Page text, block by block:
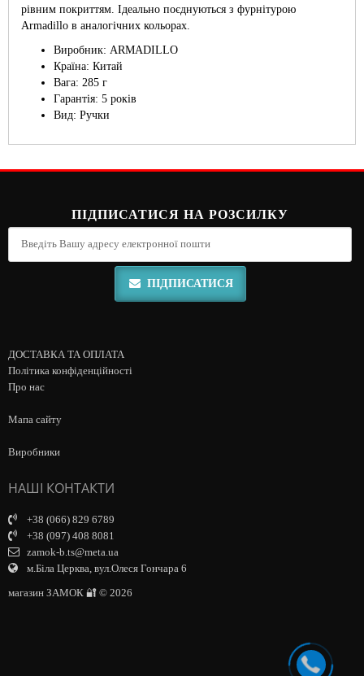
рівним покриттям. Ідеально поєднуються з фурнітурою
Armadillo в аналогічних кольорах.
Виробник: ARMADILLO
Країна: Китай
Вага: 285 г
Гарантія: 5 років
Вид: Ручки
ПІДПИСАТИСЯ НА РОЗСИЛКУ
ПІДПИСАТИСЯ
ДОСТАВКА ТА ОПЛАТА
Політика конфіденційності
Про нас
Мапа сайту
Виробники
НАШІ КОНТАКТИ
+38 (066) 829 6789
+38 (097) 408 8081
zamok-b.ts@meta.ua
м.Біла Церква, вул.Олеся Гончара 6
магазин ЗАМОК 🔐 © 2026